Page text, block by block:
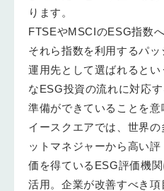
ります。
FTSEやMSCIのESG指数
それら指数を利用するパッ
運用先として選ばれると
なESG投資の流れに対応す
準備ができていることを意
イースクエアでは、世界
ットマネジャーから高い評
価を得ているESG評価機
活用。企業が改善すべき項